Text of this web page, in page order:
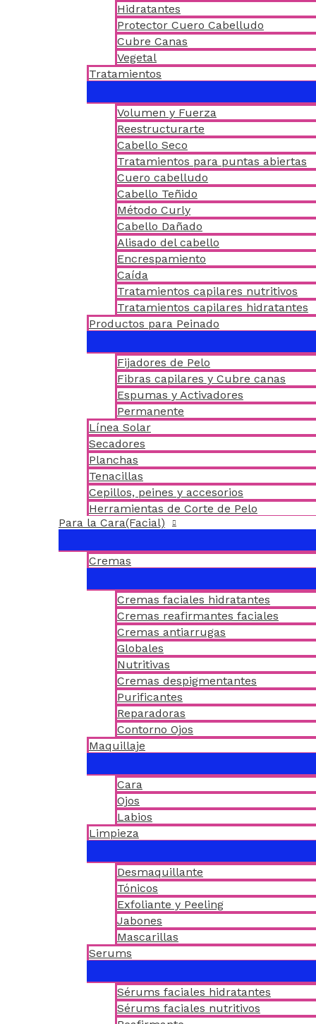
Hidratantes
Protector Cuero Cabelludo
Cubre Canas
Vegetal
Tratamientos
Volumen y Fuerza
Reestructurarte
Cabello Seco
Tratamientos para puntas abiertas
Cuero cabelludo
Cabello Teñido
Método Curly
Cabello Dañado
Alisado del cabello
Encrespamiento
Caída
Tratamientos capilares nutritivos
Tratamientos capilares hidratantes
Productos para Peinado
Fijadores de Pelo
Fibras capilares y Cubre canas
Espumas y Activadores
Permanente
Línea Solar
Secadores
Planchas
Tenacillas
Cepillos, peines y accesorios
Herramientas de Corte de Pelo
Para la Cara(Facial)
Cremas
Cremas faciales hidratantes
Cremas reafirmantes faciales
Cremas antiarrugas
Globales
Nutritivas
Cremas despigmentantes
Purificantes
Reparadoras
Contorno Ojos
Maquillaje
Cara
Ojos
Labios
Limpieza
Desmaquillante
Tónicos
Exfoliante y Peeling
Jabones
Mascarillas
Serums
Sérums faciales hidratantes
Sérums faciales nutritivos